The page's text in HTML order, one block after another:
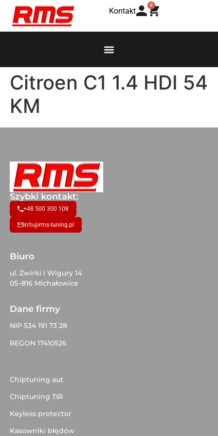
Kontakt
0
Citroen C1 1.4 HDI 54
KM
Szybki kontakt:
+48 500 300 108
info@rms-tuning.pl
Biuro
ul. Żwirki i Wigury 14
05–816 Michałowice
Dane firmy
NIP 534 191 73 28
REGON 17410526
Chiptuning aut
Chiptuning TIR
Keyless protector
Kasowniki błędów